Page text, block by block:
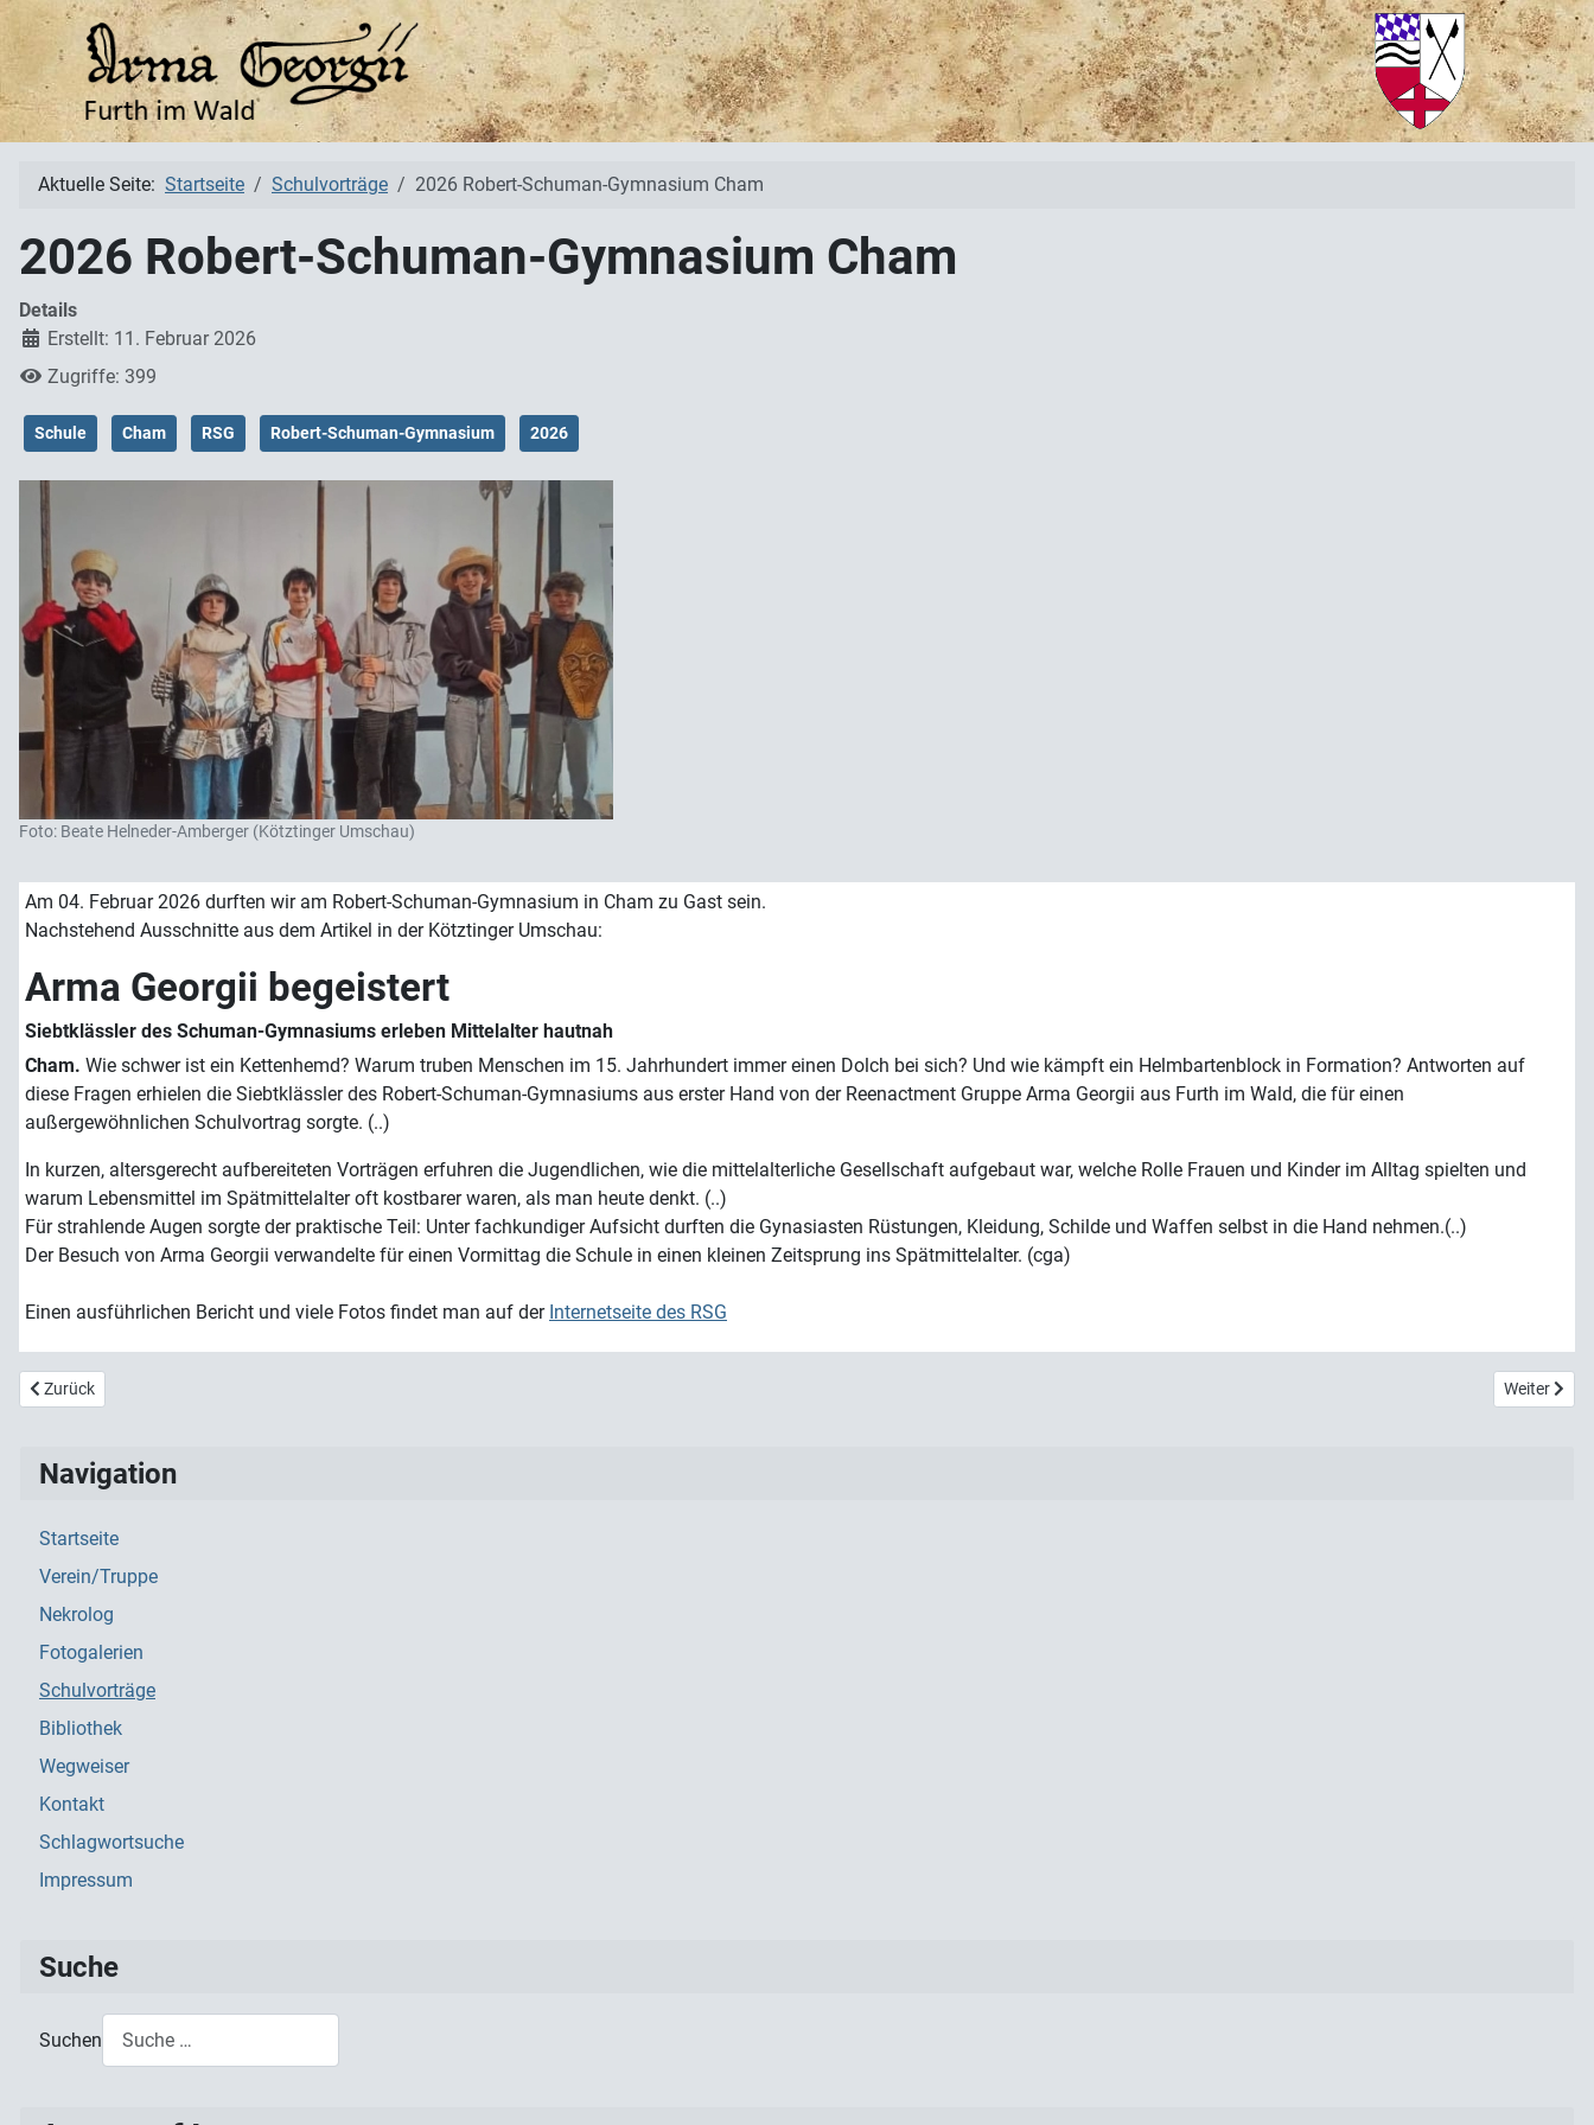
Aktuelle Seite: Startseite Schulvorträge 2026 Robert-Schuman-Gymnasium Cham
2026 Robert-Schuman-Gymnasium Cham
Details
Erstellt: 11. Februar 2026
Zugriffe: 399
Schule Cham RSG Robert-Schuman-Gymnasium 2026
Foto: Beate Helneder-Amberger (Kötztinger Umschau)
Am 04. Februar 2026 durften wir am Robert-Schuman-Gymnasium in Cham zu Gast sein.
Nachstehend Ausschnitte aus dem Artikel in der Kötztinger Umschau:
Arma Georgii begeistert
Siebtklässler des Schuman-Gymnasiums erleben Mittelalter hautnah
Cham. Wie schwer ist ein Kettenhemd? Warum truben Menschen im 15. Jahrhundert immer einen Dolch bei sich? Und wie kämpft ein Helmbartenblock in Formation? Antworten auf
diese Fragen erhielen die Siebtklässler des Robert-Schuman-Gymnasiums aus erster Hand von der Reenactment Gruppe Arma Georgii aus Furth im Wald, die für einen
außergewöhnlichen Schulvortrag sorgte. (..)
In kurzen, altersgerecht aufbereiteten Vorträgen erfuhren die Jugendlichen, wie die mittelalterliche Gesellschaft aufgebaut war, welche Rolle Frauen und Kinder im Alltag spielten und
warum Lebensmittel im Spätmittelalter oft kostbarer waren, als man heute denkt. (..)
Für strahlende Augen sorgte der praktische Teil: Unter fachkundiger Aufsicht durften die Gynasiasten Rüstungen, Kleidung, Schilde und Waffen selbst in die Hand nehmen.(..)
Der Besuch von Arma Georgii verwandelte für einen Vormittag die Schule in einen kleinen Zeitsprung ins Spätmittelalter. (cga)
Einen ausführlichen Bericht und viele Fotos findet man auf der Internetseite des RSG
Vorheriger Beitrag: Informationen für Schulen
Zurück Nächster
Weiter
Navigation
Startseite
Verein/Truppe
Nekrolog
Fotogalerien
Schulvorträge
Bibliothek
Wegweiser
Kontakt
Schlagwortsuche
Impressum
Suche
Suchen